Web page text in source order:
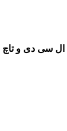
ال سی دی و تاچ